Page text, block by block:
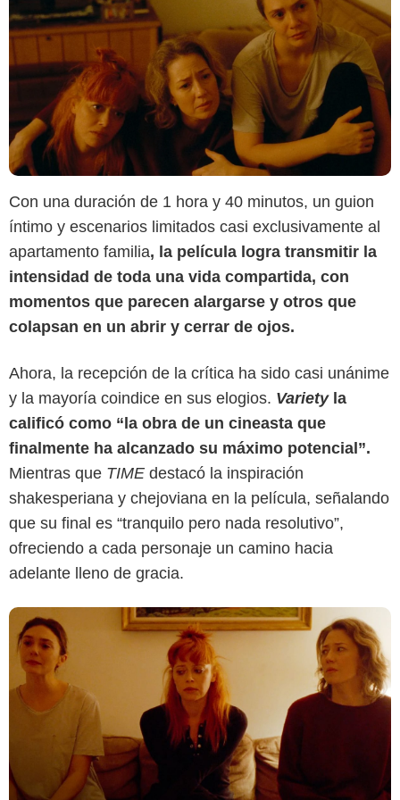
Con una duración de 1 hora y 40 minutos, un guion
íntimo y escenarios limitados casi exclusivamente al
apartamento familia, la película logra transmitir la
intensidad de toda una vida compartida, con
momentos que parecen alargarse y otros que
colapsan en un abrir y cerrar de ojos.
Ahora, la recepción de la crítica ha sido casi unánime
y la mayoría coindice en sus elogios. Variety la
calificó como “la obra de un cineasta que
finalmente ha alcanzado su máximo potencial”.
Mientras que TIME destacó la inspiración
shakesperiana y chejoviana en la película, señalando
que su final es “tranquilo pero nada resolutivo”,
ofreciendo a cada personaje un camino hacia
adelante lleno de gracia.
Rotten Tomatoes